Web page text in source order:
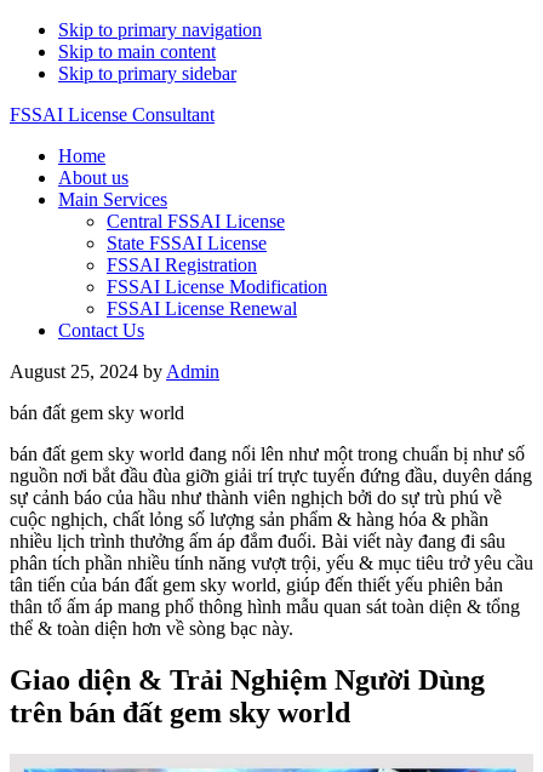
Skip to primary navigation
Skip to main content
Skip to primary sidebar
FSSAI License Consultant
Home
About us
Main Services
Central FSSAI License
State FSSAI License
FSSAI Registration
FSSAI License Modification
FSSAI License Renewal
Contact Us
August 25, 2024 by Admin
bán đất gem sky world
bán đất gem sky world đang nổi lên như một trong chuẩn bị như số
nguồn nơi bắt đầu đùa giỡn giải trí trực tuyến đứng đầu, duyên dáng
sự cảnh báo của hầu như thành viên nghịch bởi do sự trù phú về
cuộc nghịch, chất lỏng số lượng sản phẩm & hàng hóa & phần
nhiều lịch trình thưởng ấm áp đắm đuối. Bài viết này đang đi sâu
phân tích phần nhiều tính năng vượt trội, yếu & mục tiêu trở yêu cầu
tân tiến của bán đất gem sky world, giúp đến thiết yếu phiên bản
thân tổ ấm áp mang phổ thông hình mẫu quan sát toàn diện & tổng
thể & toàn diện hơn về sòng bạc này.
Giao diện & Trải Nghiệm Người Dùng
trên bán đất gem sky world